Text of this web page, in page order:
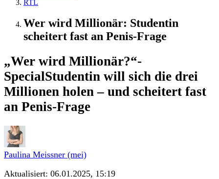
RTL
Wer wird Millionär: Studentin
scheitert fast an Penis-Frage
„Wer wird Millionär?“-
SpecialStudentin will sich die drei
Millionen holen – und scheitert fast
an Penis-Frage
Paulina Meissner (mei)
Aktualisiert: 06.01.2025, 15:19